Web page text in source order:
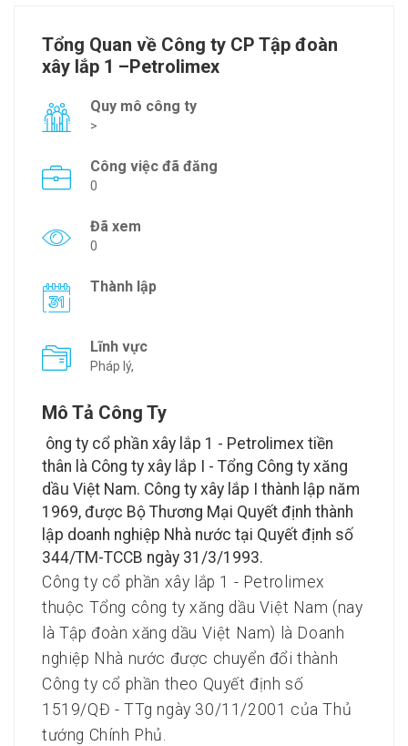
Tổng Quan về Công ty CP Tập đoàn
xây lắp 1 –Petrolimex
Quy mô công ty
>
Công việc đã đăng
0
Đã xem
0
Thành lập
Lĩnh vực
Pháp lý,
Mô Tả Công Ty
ông ty cổ phần xây lắp 1 - Petrolimex tiền
thân là Công ty xây lắp I - Tổng Công ty xăng
dầu Việt Nam. Công ty xây lắp I thành lập năm
1969, được Bộ Thương Mại Quyết định thành
lập doanh nghiệp Nhà nước tại Quyết định số
344/TM-TCCB ngày 31/3/1993.
Công ty cổ phần xây lắp 1 - Petrolimex
thuộc Tổng công ty xăng dầu Việt Nam (nay
là Tập đoàn xăng dầu Việt Nam) là Doanh
nghiệp Nhà nước được chuyển đổi thành
Công ty cổ phần theo Quyết định số
1519/QĐ - TTg ngày 30/11/2001 của Thủ
tướng Chính Phủ.